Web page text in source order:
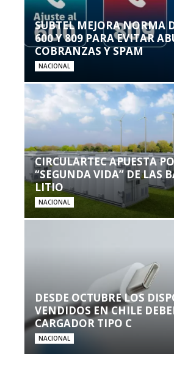
SUBTEL MEJORA NORMA
600 Y 809 PARA EVITAR
COBRANZAS Y SPAM
NACIONAL
CIRCULARTEC APUESTA
“SEGUNDA VIDA” DE LAS
LITIO
NACIONAL
DESDE OCTUBRE LOS
VENDIDOS EN CHILE
CARGADOR TIPO C
NACIONAL